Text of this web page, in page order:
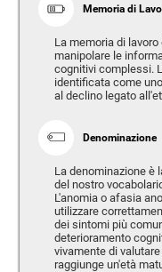
Memoria di
La memoria di
manipolare le
cognitivi complessi.
identificata come
al declino legato
Denominazione
La denominazione è
del nostro
L'anomia o afasia
utilizzare
dei sintomi più
deterioramento
vivamente di
raggiunge un'età